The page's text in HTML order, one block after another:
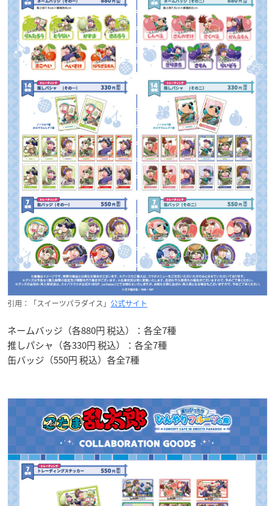
引用：「スイーツパラダイス」 公式サイト
ネームバッジ（各880円 税込）：各全7種
推しパシャ（各330円 税込）：各全7種
缶バッジ（550円 税込）各全7種